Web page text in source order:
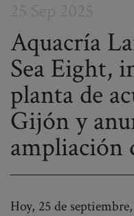
Aquacría
Sea Eight,
planta de
Gijón y
ampliación
Hoy, 25 de
Post
navigation